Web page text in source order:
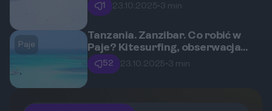
1 23.10.2025• 3 min
Paje
Tanzania. Zanzibar. Co robić w
Paje? Kitesurfing, obserwacja
odpływów i wizyta w Jozani Forest
52 23.10.2025• 3 min